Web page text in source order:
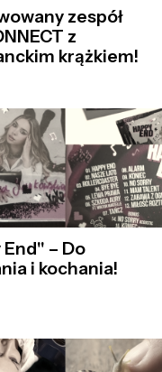
zespół
z
krążkiem!
– Do
i kochania!